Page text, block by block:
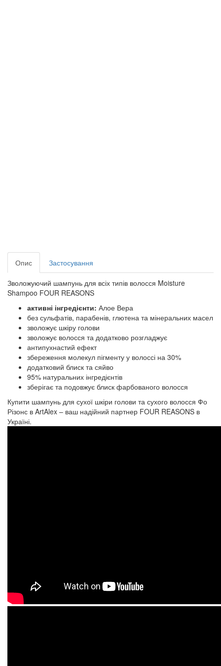
Опис Застосування
Зволожуючий шампунь для всіх типів волосся Moisture
Shampoo FOUR REASONS
активні інгредієнти: Алое Вера
без сульфатів, парабенів, глютена та мінеральних масел
зволожує шкіру голови
зволожує волосся та додатково розгладжує
антипухнастий ефект
збереження молекул пігменту у волоссі на 30%
додатковий блиск та сяйво
95% натуральних інгредієнтів
зберігає та подовжує блиск фарбованого волосся
Купити шампунь для сухої шкіри голови та сухого волосся Фо
Різонс в ArtAlex – ваш надійний партнер FOUR REASONS в
Україні.